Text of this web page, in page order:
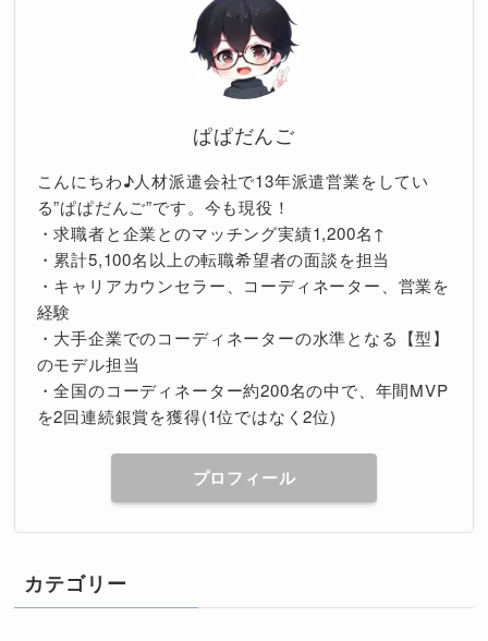
ぱぱだんご
こんにちわ♪人材派遣会社で13年派遣営業をしてい
る”ぱぱだんご”です。今も現役！
・求職者と企業とのマッチング実績1,200名↑
・累計5,100名以上の転職希望者の面談を担当
・キャリアカウンセラー、コーディネーター、営業を
経験
・大手企業でのコーディネーターの水準となる【型】
のモデル担当
・全国のコーディネーター約200名の中で、年間MVP
を2回連続銀賞を獲得(1位ではなく2位)
プロフィール
カテゴリー